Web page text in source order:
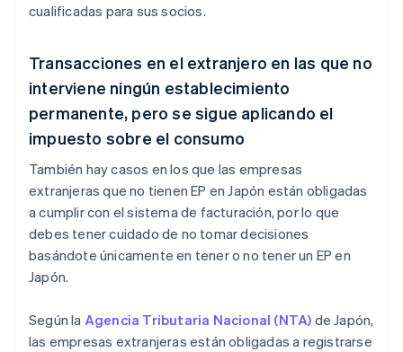
cualificadas para sus socios.
Transacciones en el extranjero en las que no
interviene ningún establecimiento
permanente, pero se sigue aplicando el
impuesto sobre el consumo
También hay casos en los que las empresas
extranjeras que no tienen EP en Japón están obligadas
a cumplir con el sistema de facturación, por lo que
debes tener cuidado de no tomar decisiones
basándote únicamente en tener o no tener un EP en
Japón.
Según la Agencia Tributaria Nacional (NTA) de Japón,
las empresas extranjeras están obligadas a registrarse